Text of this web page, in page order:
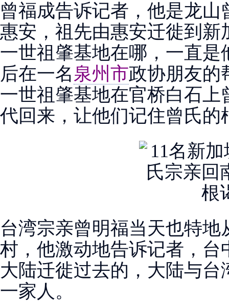
曾福成告诉记者，他是龙
惠安，祖先由惠安迁徙到
一世祖肇基地在哪，一直
后在一名泉州市政协朋友的
一世祖肇基地在官桥白石
代回来，让他们记住曾氏的
台湾宗亲曾明福当天也特
村，他激动地告诉记者，
大陆迁徙过去的，大陆与
一家人。